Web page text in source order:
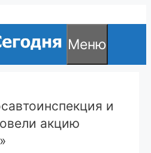
Меню